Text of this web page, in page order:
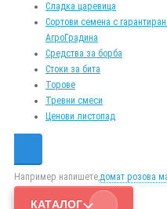
Сладка царевица
Сортови семена с
АгроГрадина
Средства за борба
Стоки за бита
Торове
Тревни смеси
Ценови листопад
Например напишете,домат розова
КАТАЛОГ